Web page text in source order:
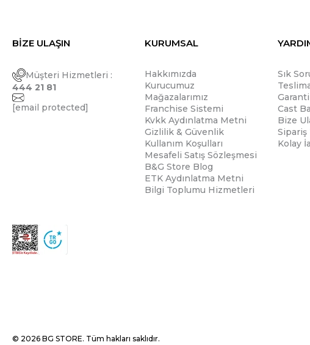
BİZE ULAŞIN
Müşteri Hizmetleri :
444 21 81
[email protected]
KURUMSAL
Hakkımızda
Kurucumuz
Mağazalarımız
Franchise Sistemi
Kvkk Aydınlatma Metni
Gizlilik & Güvenlik
Kullanım Koşulları
Mesafeli Satış Sözleşmesi
B&G Store Blog
ETK Aydınlatma Metni
Bilgi Toplumu Hizmetleri
Sık
Cast
Bize
Sipariş
Kolay
© 2026 BG STORE. Tüm hakları saklıdır.